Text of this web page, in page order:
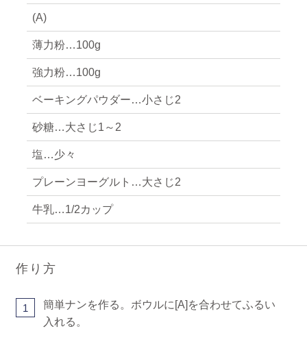
(A)
薄力粉…100g
強力粉…100g
ベーキングパウダー…小さじ2
砂糖…大さじ1～2
塩…少々
プレーンヨーグルト…大さじ2
牛乳…1/2カップ
作り方
1
簡単ナンを作る。ボウルに[A]を合わせてふるい
入れる。